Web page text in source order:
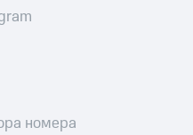
номера